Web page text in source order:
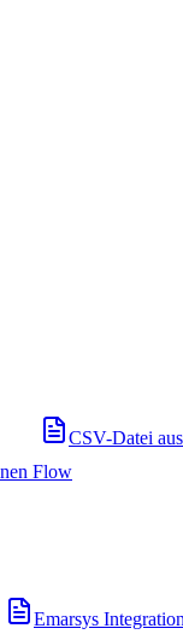
CSV-Datei
Flow
Emarsys Integration